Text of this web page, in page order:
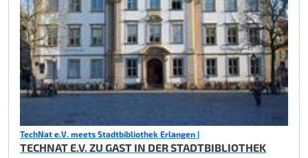
TechNat e.V. meets Stadtbibliothek Erlangen |
TECHNAT E.V. ZU GAST IN DER STADTBIBLIOTHEK